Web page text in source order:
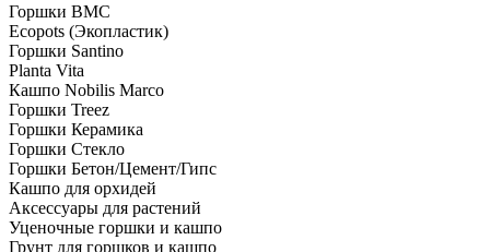
Горшки BMC
Ecopots (Экопластик)
Горшки Santino
Planta Vita
Кашпо Nobilis Marco
Горшки Treez
Горшки Керамика
Горшки Стекло
Горшки Бетон/Цемент/Гипс
Кашпо для орхидей
Аксессуары для растений
Уценочные горшки и кашпо
Грунт для горшков и кашпо